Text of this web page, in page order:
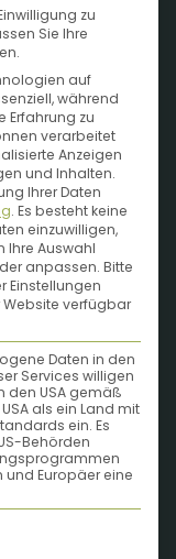
unserem
zu
Sie Ihre
auf
während
Erfahrung zu
verarbeitet
Anzeigen
und Inhalten.
Ihrer Daten
. Es besteht keine
einzuwilligen,
Ihre Auswahl
anpassen. Bitte
Einstellungen
verfügbar
Daten in den
Services willigen
den USA gemäß
USA als ein Land mit
ein. Es
Behörden
Europäer eine
für die